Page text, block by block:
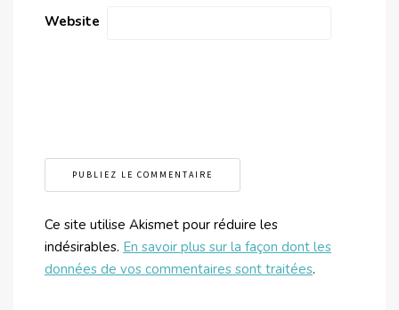
Website
Ce site utilise Akismet pour réduire les
indésirables. En savoir plus sur la façon dont les
données de vos commentaires sont traitées.